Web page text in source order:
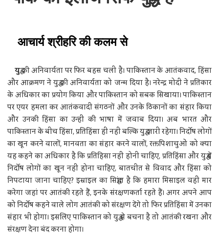
आचार्य श्रीहरि की कलम से
युद्ध की अनिवार्यता पर फिर बहस चली है। पाकिस्तान के आतंकवाद, हिंसा
और आक्रमण ने युद्ध की अनिवार्यता को जन्म दिया है। नरेन्द्र मोदी ने प्रतिकार
के अधिकार का प्रयोग किया और पाकिस्तान को सबक सिखाया। पाकिस्तान
पर एयर हमला कर आतंकवादी संगठनों और उनके ठिकानों का संहार किया
और उनकी हिंसा का उन्हीं की भाषा में जवाब दिया। अब भारत और
पाकिस्तान के बीच हिंसा, प्रतिहिंसा ही नहीं बल्कि युद्ध जारी रहेगा। निर्दोष लोगों
का खून करने वालों, मानवता का संहार करने वालों, रक्तपिशाचुओं को क्या
यह कहने का अधिकार है कि प्रतिहिसा नहीं होनी चाहिए, प्रतिहिंसा और युद्ध में
निर्दोष लोगों का खून नहीं होना चाहिए, बातचीत से विवाद और हिंसा को
निपटाया जाना चाहिए? इस्राइल का सिद्धांत है कि हमारा मिसाइल वहीं मार
करेगा जहां पर आतंकी रहते हैं, इनके संरक्षणकर्ता रहते हैं। अगर अपने आप
को निर्दोष कहने वाले लोग आतंकी को संरक्षण देंगे तो फिर प्रतिहिंसा में उनका
संहार भी होगा। इसलिए पाकिस्तान को युद्ध से बचना है तो आतंकी रखना और
संरक्षण देना बंद करना होगा।